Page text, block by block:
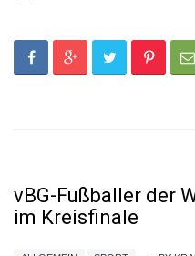
vBG-Fußballer der
im Kreisfinale